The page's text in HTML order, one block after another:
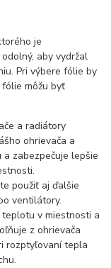
je
aby vydržal
Pri výbere fólie by
môžu byť
a radiátory
ohrievača a
zabezpečuje lepšie
použiť aj ďalšie
ventilátory.
v miestnosti a
z ohrievača
rozptyľovaní tepla